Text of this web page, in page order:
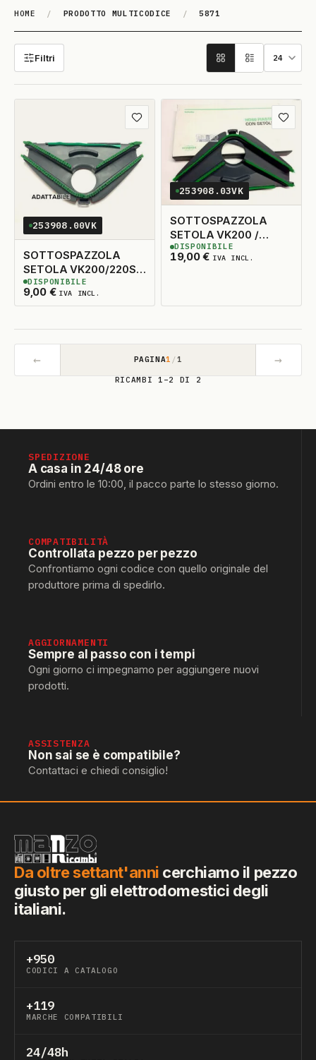
HOME / PRODOTTO MULTICODICE / 5871
5871
Filtri
Aggiungi ai preferiti
253908.00VK
SOTTOSPAZZOLA
SETOLA VK200/220S
ADATTABILE
9,00 € IVA INCL.
3DISPONIBILI
DISPONIBILE
253908.03VK
SOTTOSPAZZOLA
SETOLA VK200 /
VK220S ORIGINALE
19,00€ IVA INCL.
3DISPONIBILI
DISPONIBILE
← PAGINA1 /1 →
RICAMBI 1–2 DI 2
SPEDIZIONE
A casa in 24/48 ore
Ordini entro le 10:00, il pacco parte lo stesso giorno.
COMPATIBILITÀ
Controllata pezzo per pezzo
Confrontiamo ogni codice con quello originale del
produttore prima di spedirlo.
AGGIORNAMENTI
Sempre al passo con i tempi
Ogni giorno ci impegnamo per aggiungere nuovi
prodotti.
ASSISTENZA
Non sai se è compatibile?
Contattaci e chiedi consiglio!
Da oltre settant'anni cerchiamo il pezzo
giusto per gli elettrodomestici degli
italiani.
+950
CODICI A CATALOGO
+119
MARCHE COMPATIBILI
24/48h